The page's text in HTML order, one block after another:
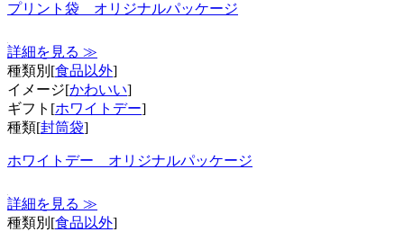
プリント袋 オリジナルパッケージ
詳細を見る ≫
種類別[食品以外]
イメージ[かわいい]
ギフト[ホワイトデー]
種類[封筒袋]
ホワイトデー オリジナルパッケージ
詳細を見る ≫
種類別[食品以外]